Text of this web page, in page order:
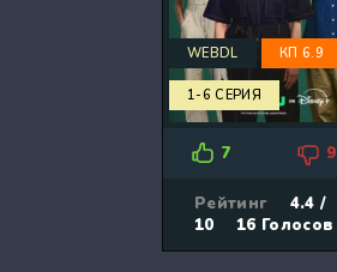
WEBDL КП 6.9
1-6 СЕРИЯ
7 9
Рейтинг
4.4 /
10
16 Голосов